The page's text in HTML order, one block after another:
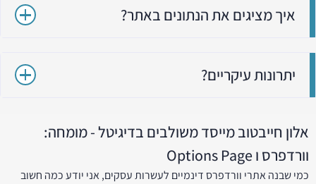
איך מציגים את הנתונים באתר?
יתרונות עיקריים?
אלון חייבטוב מייסד משולבים בדיגיטל - מומחה:
וורדפרס ו Options Page
כמי שבנה אתרי וורדפרס דינמיים לעשרות עסקים, אני יודע כמה חשוב